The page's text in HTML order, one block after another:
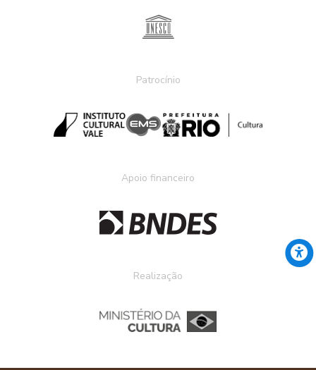
Patrocínio
Apoio financeiro
Realização